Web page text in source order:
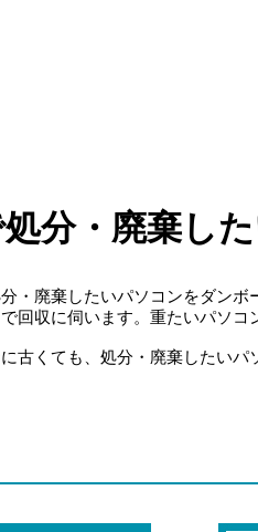
分・廃棄し
・廃棄したいパソコンをダンボ
回収に伺います。重たいパソコ
古くても、処分・廃棄したいパ